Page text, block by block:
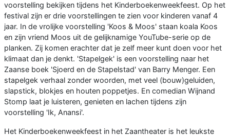
voorstelling bekijken tijdens het Kinderboekenweekfeest. Op het
festival zijn er drie voorstellingen te zien voor kinderen vanaf 4
jaar. In de vrolijke voorstelling 'Koos & Moos' staan koala Koos
en zijn vriend Moos uit de gelijknamige YouTube-serie op de
planken. Zij komen erachter dat je zelf meer kunt doen voor het
klimaat dan je denkt. 'Stapelgek' is een voorstelling naar het
Zaanse boek 'Sjoerd en de Stapelstad' van Barry Menger. Een
stapelgek verhaal zonder woorden, met veel (bouw)geluiden,
slapstick, blokjes en houten poppetjes. En comedian Wijnand
Stomp laat je luisteren, genieten en lachen tijdens zijn
voorstelling 'Ik, Anansi'.
Het Kinderboekenweekfeest in het Zaantheater is het leukste